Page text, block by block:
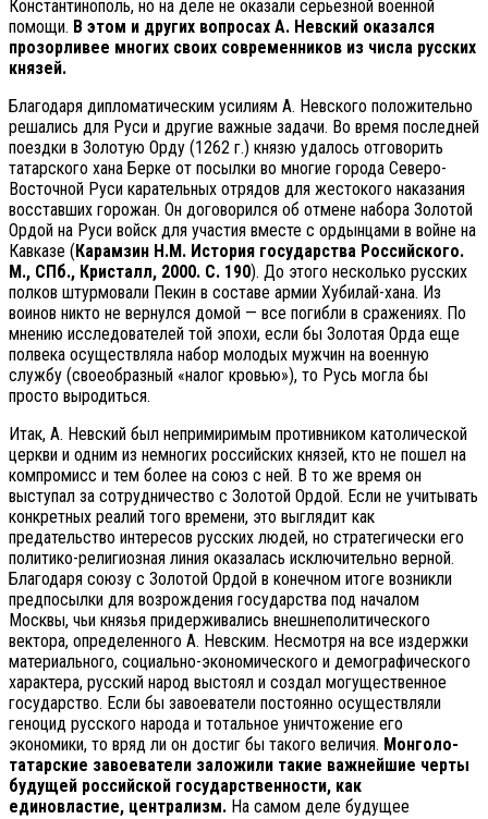
Константинополь, но на деле не оказали серьезной военной
помощи. В этом и других вопросах А. Невский оказался
прозорливее многих своих современников из числа русских
князей.
Благодаря дипломатическим усилиям А. Невского положительно
решались для Руси и другие важные задачи. Во время последней
поездки в Золотую Орду (1262 г.) князю удалось отговорить
татарского хана Берке от посылки во многие города Северо-
Восточной Руси карательных отрядов для жестокого наказания
восставших горожан. Он договорился об отмене набора Золотой
Ордой на Руси войск для участия вместе с ордынцами в войне на
Кавказе ( Карамзин Н.М. История государства Российского.
М., СПб., Кристалл, 2000. С. 190). До этого несколько русских
полков штурмовали Пекин в составе армии Хубилай-хана. Из
воинов никто не вернулся домой — все погибли в сражениях. По
мнению исследователей той эпохи, если бы Золотая Орда еще
полвека осуществляла набор молодых мужчин на военную
службу (своеобразный «налог кровью»), то Русь могла бы
просто выродиться.
Итак, А. Невский был непримиримым противником католической
церкви и одним из немногих российских князей, кто не пошел на
компромисс и тем более на союз с ней. В то же время он
выступал за сотрудничество с Золотой Ордой. Если не учитывать
конкретных реалий того времени, это выглядит как
предательство интересов русских людей, но стратегически его
политико-религиозная линия оказалась исключительно верной.
Благодаря союзу с Золотой Ордой в конечном итоге возникли
предпосылки для возрождения государства под началом
Москвы, чьи князья придерживались внешнеполитического
вектора, определенного А. Невским. Несмотря на все издержки
материального, социально-экономического и демографического
характера, русский народ выстоял и создал могущественное
государство. Если бы завоеватели постоянно осуществляли
геноцид русского народа и тотальное уничтожение его
экономики, то вряд ли он достиг бы такого величия. Монголо-
татарские завоеватели заложили такие важнейшие черты
будущей российской государственности, как
единовластие, централизм. На самом деле будущее